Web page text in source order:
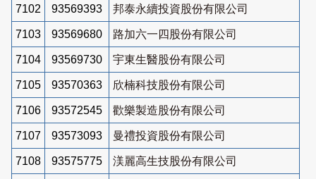
7102 93569393 邦泰永續投資股份有限公司
7103 93569680 路加六一四股份有限公司
7104 93569730 宇東生醫股份有限公司
7105 93570363 欣楠科技股份有限公司
7106 93572545 歡樂製造股份有限公司
7107 93573093 曼禮投資股份有限公司
7108 93575775 渼麗高生技股份有限公司